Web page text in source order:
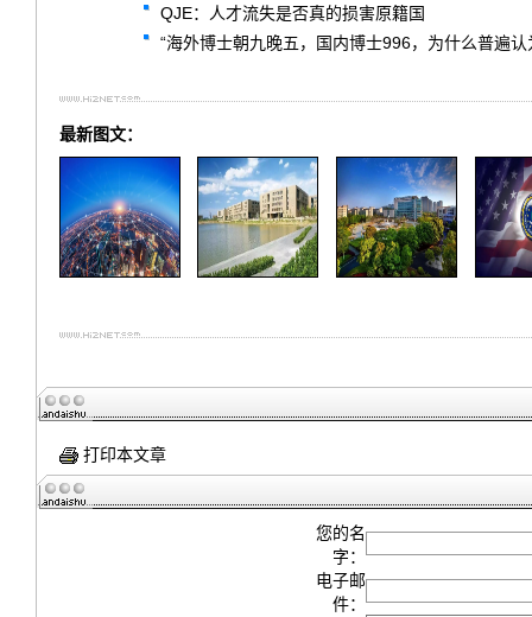
QJE：人才流失是否真的损害原籍国
“海外博士朝九晚五，国内博士996，为什么普遍
最新图文：
打印本文章
您的名
字：
电子邮
件：